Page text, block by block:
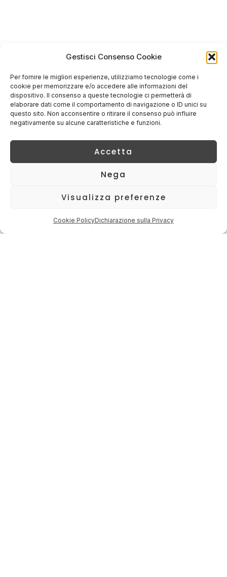
Gestisci Consenso Cookie
Per fornire le migliori esperienze, utilizziamo tecnologie come i
cookie per memorizzare e/o accedere alle informazioni del
dispositivo. Il consenso a queste tecnologie ci permetterà di
elaborare dati come il comportamento di navigazione o ID unici su
questo sito. Non acconsentire o ritirare il consenso può influire
negativamente su alcune caratteristiche e funzioni.
Accetta
Nega
Visualizza preferenze
Cookie PolicyDichiarazione sulla Privacy